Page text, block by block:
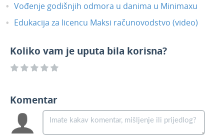
računa i utržaka
Izlazni e-računi - mogućnost odabira
Izlazni računi - mogućnost uređivanja
automatskog retka artikla kod kopiranja
u račun
Svibanj 2021.
Travanj 2021.
Ožujak 2021.
Vođenje godišnjih odmora u danima u Minimaxu
Edukacija za licencu Maksi računovodstvo (video)
Koliko vam je uputa bila korisna?
Komentar